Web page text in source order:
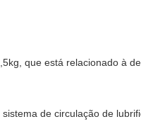
que está relacionado à
de circulação de